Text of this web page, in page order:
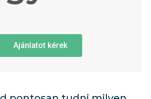
Ajánlatot kérek